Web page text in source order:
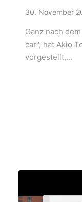
30. November
Ganz nach
car", hat Akio
vorgestellt,...